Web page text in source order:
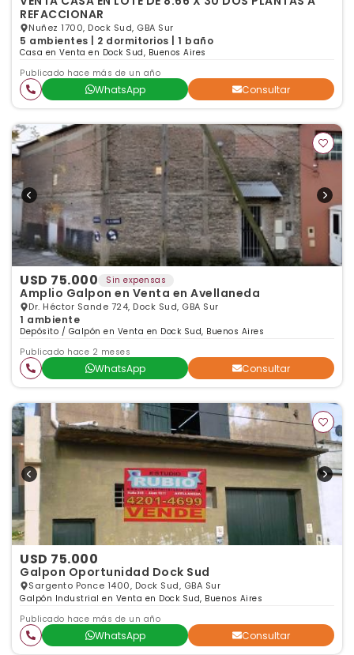
REFACCIONAR
Nuñez 1700, Dock Sud, GBA Sur
5 ambientes | 2 dormitorios | 1 baño
Casa en Venta en Dock Sud, Buenos Aires
Publicado hace más de un año
WhatsApp Consultar
USD 75.000 Sin expensas
Amplio Galpon en Venta en Avellaneda
Dr. Héctor Sande 724, Dock Sud, GBA Sur
1 ambiente
Depósito / Galpón en Venta en Dock Sud, Buenos Aires
Publicado hace 2 meses
WhatsApp Consultar
USD 75.000
Galpon Oportunidad Dock Sud
Sargento Ponce 1400, Dock Sud, GBA Sur
Galpón Industrial en Venta en Dock Sud, Buenos Aires
Publicado hace más de un año
WhatsApp Consultar